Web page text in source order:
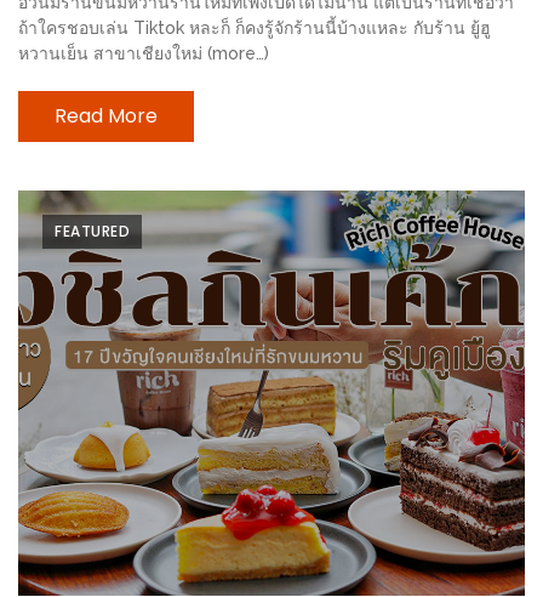
200
บาท
ชี้
ความ
อร่อย
ตาม
รอย
น้า
อ้วน
ชวน
หิว
ติดต่อ
น้า
อ้วน
ถ้าใครชอบเล่น Tiktok หละก็ ก็คงรู้จักร้านนี้บ้างแหละ กับร้าน ยู้ฮู
หวานเย็น สาขาเชียงใหม่ (more…)
Read More
FEATURED